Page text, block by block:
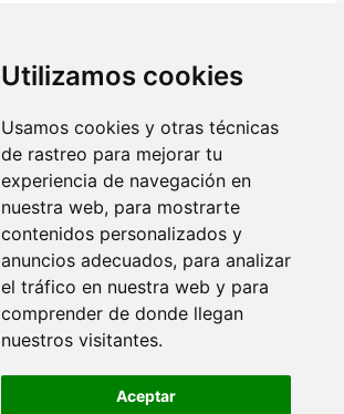
Utilizamos cookies
Usamos cookies y otras técnicas
de rastreo para mejorar tu
experiencia de navegación en
nuestra web, para mostrarte
contenidos personalizados y
anuncios adecuados, para analizar
el tráfico en nuestra web y para
comprender de donde llegan
nuestros visitantes.
Aceptar